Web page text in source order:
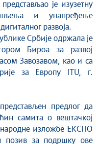
је изузетну
и унапређење
развоја.
Србије одржала је
Бироа за развој
Завозавом, као и са
за Европу ITU, г.
предлог да
самита о вештачкој
изложбе ЕКСПО
позив за подршку ове